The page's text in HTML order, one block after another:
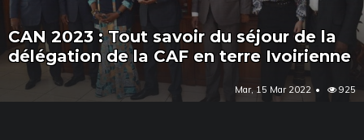
CAN 2023 : Tout savoir du séjour de la
délégation de la CAF en terre Ivoirienne
Mar, 15 Mar 2022 925